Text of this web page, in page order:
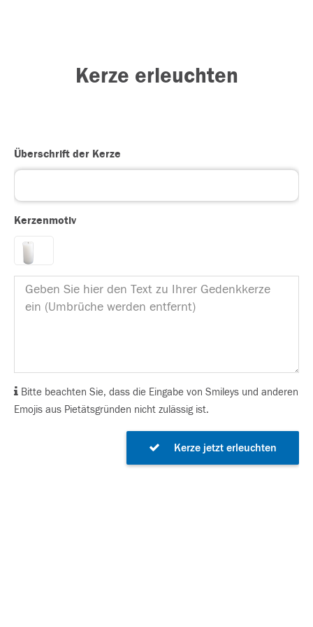
Kerze erleuchten
Überschrift der Kerze
Kerzenmotiv
Bitte beachten Sie, dass die Eingabe von Smileys und anderen
Emojis aus Pietätsgründen nicht zulässig ist.
Kerze jetzt erleuchten